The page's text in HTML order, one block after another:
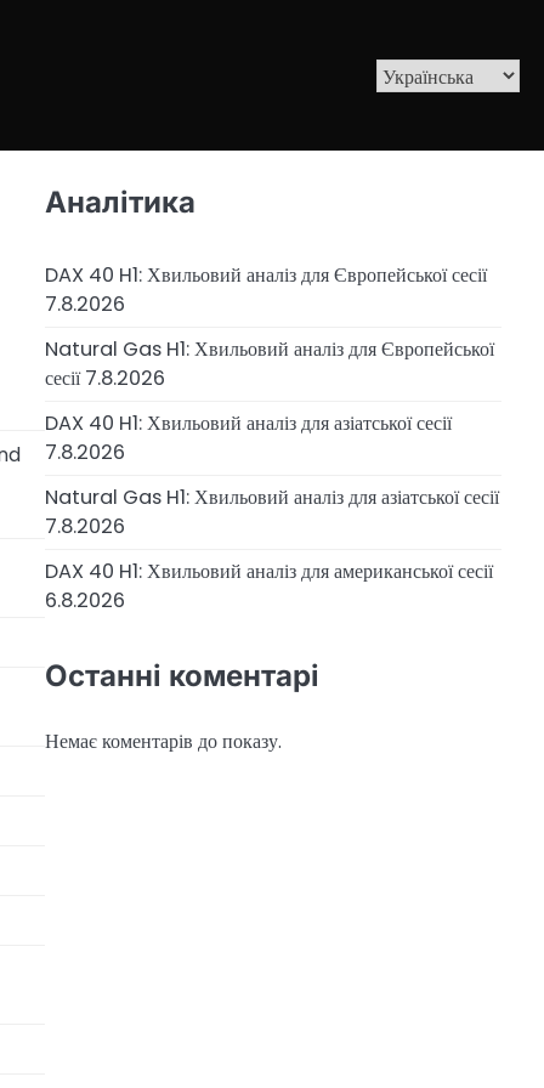
Аналітика
DAX 40 H1: Хвильовий аналіз для Європейської сесії
7.8.2026
Natural Gas H1: Хвильовий аналіз для Європейської
сесії 7.8.2026
DAX 40 H1: Хвильовий аналіз для азіатської сесії
7.8.2026
Natural Gas H1: Хвильовий аналіз для азіатської сесії
7.8.2026
DAX 40 H1: Хвильовий аналіз для американської сесії
6.8.2026
Останні коментарі
Немає коментарів до показу.